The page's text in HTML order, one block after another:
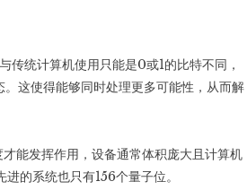
统计算机使用只能是0或1的比特不同，
这使得能够同时处理更多可能性，从而解
能发挥作用，设备通常体积庞大且计算机
的系统也只有156个量子位。